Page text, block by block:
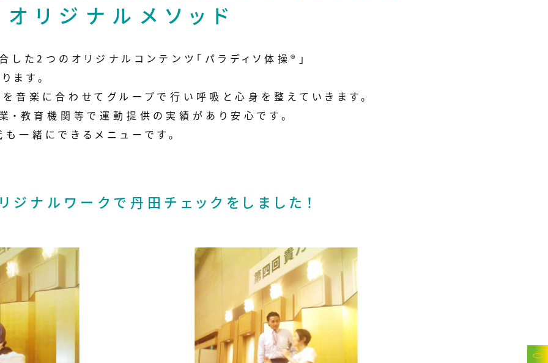
リジナルメソッド
した2つのオリジナルコンテンツ「パラディソ体操®」
ます。
音楽に合わせてグループで行い呼吸と心身を整えていきます。
・教育機関等で運動提供の実績があり安心です。
一緒にできるメニューです。
ナルワークで丹田チェックをしました！